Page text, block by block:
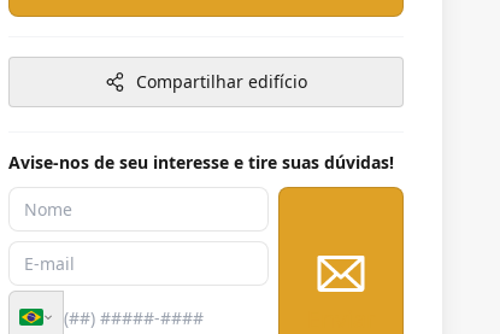
Compartilhar edifício
Avise-nos de seu interesse e tire suas dúvidas!